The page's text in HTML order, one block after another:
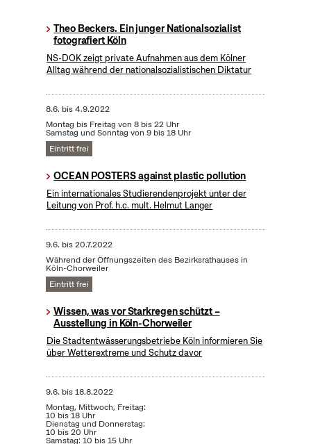
Theo Beckers. Ein junger Nationalsozialist
fotografiert Köln
NS-DOK zeigt private Aufnahmen aus dem Kölner
Alltag während der nationalsozialistischen Diktatur
8.6. bis4.9.2022
Montag bis Freitag von 8 bis 22 Uhr
Samstag und Sonntag von 9 bis 18 Uhr
Eintritt frei
OCEAN POSTERS against plastic pollution
Ein internationales Studierendenprojekt unter der
Leitung von Prof. h.c. mult. Helmut Langer
9.6. bis20.7.2022
Während der Öffnungszeiten des Bezirksrathauses in
Köln-Chorweiler
Eintritt frei
Wissen, was vor Starkregen schützt –
Ausstellung in Köln-Chorweiler
Die Stadtentwässerungsbetriebe Köln informieren Sie
über Wetterextreme und Schutz davor
9.6. bis18.8.2022
Montag, Mittwoch, Freitag:
10 bis 18 Uhr
Dienstag und Donnerstag:
10 bis 20 Uhr
Samstag: 10 bis 15 Uhr